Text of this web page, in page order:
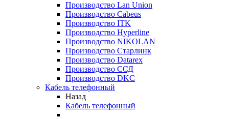
Производство Lan Union
Производство Cabeus
Производство ITK
Производство Hyperline
Производство NIKOLAN
Производство Старлинк
Производство Datarex
Производство ССД
Производство DKC
Кабель телефонный
Назад
Кабель телефонный